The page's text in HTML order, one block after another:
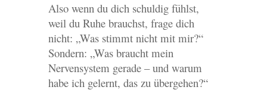
Also wenn du dich schuldig fühlst,
weil du Ruhe brauchst, frage dich
nicht: „Was stimmt nicht mit mir?“
Sondern: „Was braucht mein
Nervensystem gerade – und warum
habe ich gelernt, das zu übergehen?“